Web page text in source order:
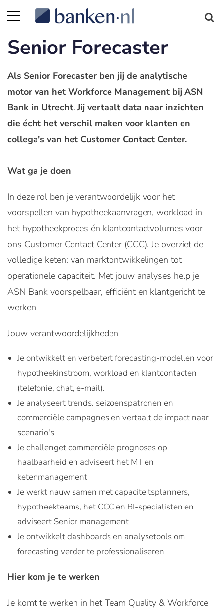
Senior Forecaster
Als Senior Forecaster ben jij de analytische
motor van het Workforce Management bij ASN
Bank in Utrecht. Jij vertaalt data naar inzichten
die écht het verschil maken voor klanten en
collega's van het Customer Contact Center.
Wat ga je doen
In deze rol ben je verantwoordelijk voor het
voorspellen van hypotheekaanvragen, workload in
het hypotheekproces én klantcontactvolumes voor
ons Customer Contact Center (CCC). Je overziet de
volledige keten: van marktontwikkelingen tot
operationele capaciteit. Met jouw analyses help je
ASN Bank voorspelbaar, efficiënt en klantgericht te
werken.
Jouw verantwoordelijkheden
Je ontwikkelt en verbetert forecasting-modellen voor
hypotheekinstroom, workload en klantcontacten
(telefonie, chat, e-mail).
Je analyseert trends, seizoenspatronen en
commerciële campagnes en vertaalt de impact naar
scenario's
Je challenget commerciële prognoses op
haalbaarheid en adviseert het MT en
ketenmanagement
Je werkt nauw samen met capaciteitsplanners,
hypotheekteams, het CCC en BI-specialisten en
adviseert Senior management
Je ontwikkelt dashboards en analysetools om
forecasting verder te professionaliseren
Hier kom je te werken
Je komt te werken in het Team Quality & Workforce